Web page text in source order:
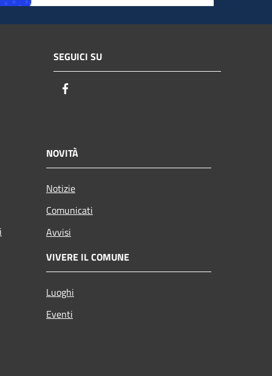
SEGUICI SU
NOVITÀ
Notizie
Comunicati
Avvisi
VIVERE IL COMUNE
Luoghi
Eventi